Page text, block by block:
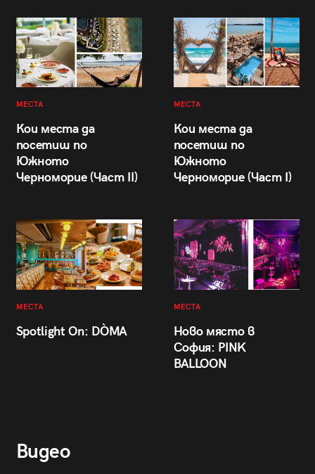
МЕСТА
Кои места да
посетиш по
Южното
Черноморие (Част II)
МЕСТА
Кои места да
посетиш по
Южното
Черноморие (Част I)
МЕСТА
Spotlight On: DÒMA
МЕСТА
Ново място в
София: PINK
BALLOON
Видео